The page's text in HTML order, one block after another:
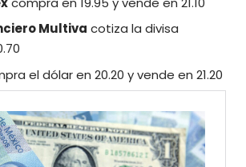
Multiva cotiza la divisa
el dólar en 20.20 y vende en 21.20